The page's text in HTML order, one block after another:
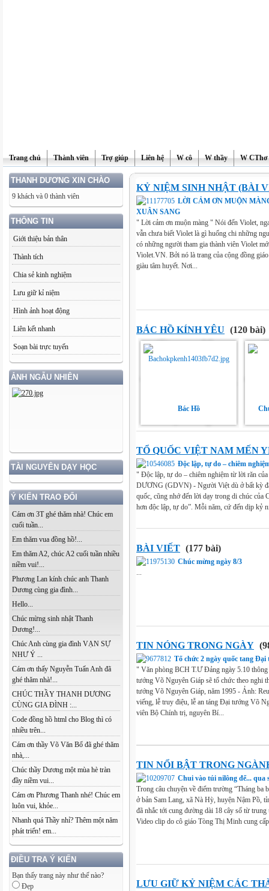
Trang chủ Thành viên Trợ giúp Liên hệ W cô W thầy W CThơ
THANH DƯƠNG XIN CHÀO
9 khách và 0 thành viên
THÔNG TIN
Giới thiệu bản thân
Thành tích
Chia sẻ kinh nghiệm
Lưu giữ kỉ niệm
Hình ảnh hoạt động
Liên kết nhanh
Soạn bài trực tuyến
ẢNH NGẪU NHIÊN
TÀI NGUYÊN DẠY HỌC
Ý KIẾN TRAO ĐỔI
Cám ơn 3T ghé thăm nhà! Chúc em
cuối tuần...
Em thăm vua đồng hồ!...
Em thăm A2, chúc A2 cuối tuần nhiều
niềm vui!...
Phương Lan kính chúc anh Thanh
Dương cùng gia đình...
Hello...
Chúc mừng sinh nhật Thanh
Dương!...
Chúc Anh cùng gia đình VẠN SỰ
NHƯ Ý ...
Cám ơn thấy Nguyễn Tuấn Anh đã
ghé thăm nhà!...
CHÚC THẦY THANH DƯƠNG
CÙNG GIA ĐÌNH :...
Code đồng hồ html cho Blog thì có
nhiều trên...
Cám ơn thầy Võ Văn Bổ đã ghé thăm
nhà,...
Chúc thầy Dương một mùa hè tràn
đầy niềm vui...
Cám ơn Phương Thanh nhé! Chúc em
luôn vui, khỏe...
Nhanh quá Thầy nhỉ? Thêm một năm
phát triển! em...
ĐIỀU TRA Ý KIẾN
Bạn thấy trang này như thế nào?
Đẹp
KỶ NIỆM SINH NHẬT (BÀI
LỜI CẢM ƠN MUỘN
XUÂN SANG
" Lời cảm ơn muộn màng " Nói đến Violet,
vẫn chưa biết Violet là gì huống chi những
có những người tham gia thành viên Violet
Violet.VN. Bởi nó là trang của cộng đồng
giàu tâm huyết. Nơi...
BÁC HỒ KÍNH YÊU (120 bài)
Bác Hồ
TỔ QUỐC VIỆT NAM MẾN
Độc lập, tự do – chiêm
" Độc lập, tự do – chiêm nghiệm từ lời răn
DƯƠNG (GDVN) - Người Việt dù ở bất kỳ
quốc, cũng nhớ đến lời dạy trong di chúc của
hơn độc lập, tự do”. Mỗi năm, cứ đến dịp kỷ
BÀI VIẾT (177 bài)
Chúc mừng ngày 8/3
TIN NÓNG TRONG NGÀY
Tổ chức 2 ngày quốc tang
" Văn phòng BCH T.Ư Đảng ngày 5.10 thông
tướng Võ Nguyên Giáp sẽ tổ chức theo nghi
tướng Võ Nguyên Giáp, năm 1995 - Ảnh:
viếng, lễ truy điệu, lễ an táng Đại tướng Võ
viên Bộ Chính trị, nguyên Bí...
TIN NỔI BẬT TRONG
Chui vào túi nilông để... qua
Trong câu chuyện về điểm trường “Tháng ba
ở bản Sam Lang, xã Nà Hỳ, huyện Nậm Pồ,
đã nhắc tới cung đường dài 18 cây số từ
Video clip do cô giáo Tòng Thị Minh cung
LƯU GIỮ KỶ NIỆM CÁC